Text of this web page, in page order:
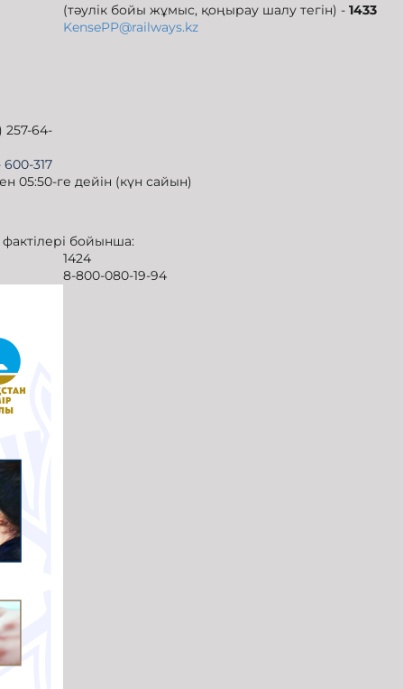
(тәулік бойы жұмыс, қоңырау шалу тегін) - 1433
KensePP@railways.kz
64-
(күн сайын)
бойынша:
1424
8-800-080-19-94